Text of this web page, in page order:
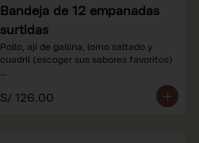
referenciales.
Bandeja de 12 empanadas
surtidas
Pollo, ají de gallina, lomo saltado y
cuadril (escoger sus sabores favoritos)
*Nuestros precios están expresados en
soles e incluyen impuestos de ley y
S/ 126.00